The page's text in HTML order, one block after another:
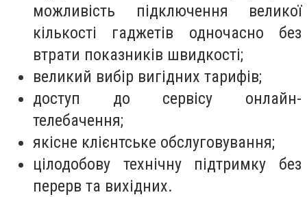
можливість підключення великої
кількості гаджетів одночасно без
втрати показників швидкості;
великий вибір вигідних тарифів;
доступ до сервісу онлайн-
телебачення;
якісне клієнтське обслуговування;
цілодобову технічну підтримку без
перерв та вихідних.